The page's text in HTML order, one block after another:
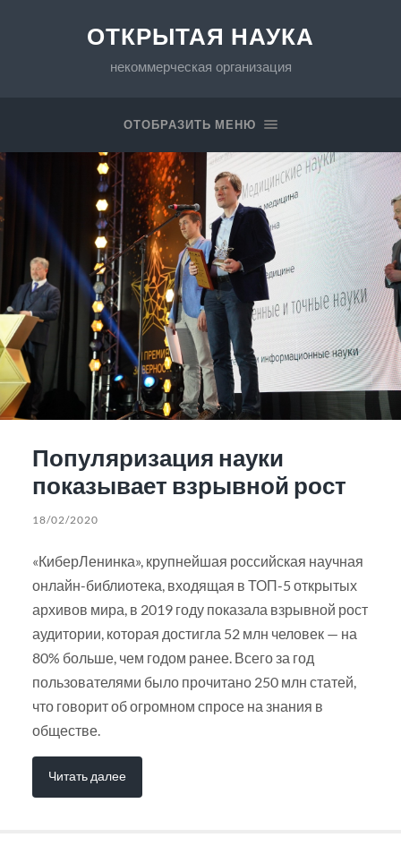
ОТКРЫТАЯ НАУКА
некоммерческая организация
ОТОБРАЗИТЬ МЕНЮ
Популяризация науки
показывает взрывной рост
18/02/2020
«КиберЛенинка», крупнейшая российская научная
онлайн-библиотека, входящая в ТОП-5 открытых
архивов мира, в 2019 году показала взрывной рост
аудитории, которая достигла 52 млн человек — на
80% больше, чем годом ранее. Всего за год
пользователями было прочитано 250 млн статей,
что говорит об огромном спросе на знания в
обществе.
Читать далее